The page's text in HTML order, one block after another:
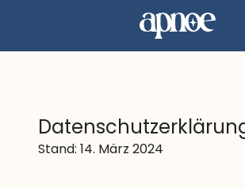
Stand: 14. März 2024